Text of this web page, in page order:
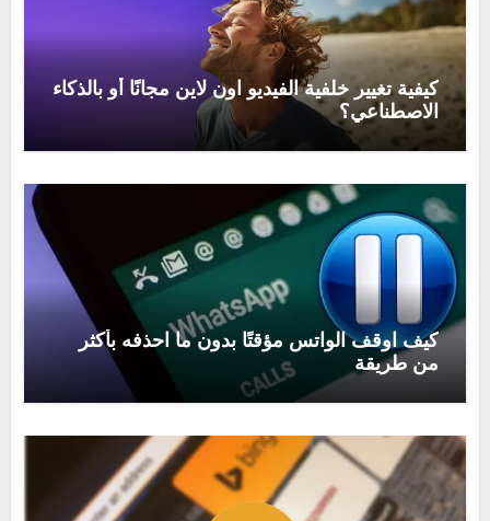
كيفية تغيير خلفية الفيديو اون لاين مجانًا أو بالذكاء
الاصطناعي؟
كيف اوقف الواتس مؤقتًا بدون ما احذفه بأكثر
من طريقة